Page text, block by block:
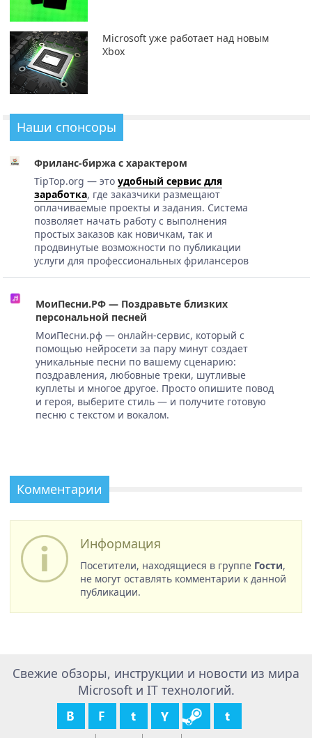
Microsoft уже работает над новым
Xbox
Наши спонсоры
Фриланс-биржа с характером
TipTop.org — это удобный сервис для
заработка, где заказчики размещают
оплачиваемые проекты и задания. Система
позволяет начать работу с выполнения
простых заказов как новичкам, так и
продвинутые возможности по публикации
услуги для профессиональных фрилансеров
МоиПесни.РФ — Поздравьте близких
персональной песней
МоиПесни.рф — онлайн-сервис, который с
помощью нейросети за пару минут создает
уникальные песни по вашему сценарию:
поздравления, любовные треки, шутливые
куплеты и многое другое. Просто опишите повод
и героя, выберите стиль — и получите готовую
песню с текстом и вокалом.
Комментарии
Информация
Посетители, находящиеся в группе Гости,
не могут оставлять комментарии к данной
публикации.
Свежие обзоры, инструкции и новости из мира
Microsoft и IT технологий.